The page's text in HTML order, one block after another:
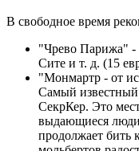
В свободное время
"Чрево Парижа" -
Сите и т. д. (15
"Монмартр - от
Самый
СекрКер. Это
выдающиеся
продолжает бить